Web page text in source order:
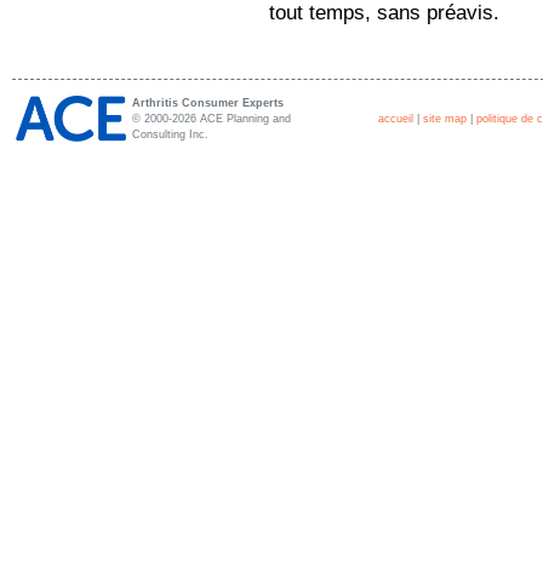
tout temps, sans préavis.
Arthritis Consumer Experts
© 2000-2026 ACE Planning and
Consulting Inc.
accueil site map politique de